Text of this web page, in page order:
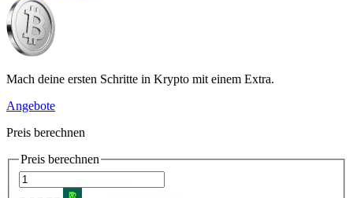
Mach deine ersten Schritte in Krypto mit einem Extra.
Angebote
Preis berechnen
Preis berechnen